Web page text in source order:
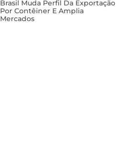
Brasil Muda Perfil Da Exportação
Por Contêiner E Amplia
Mercados